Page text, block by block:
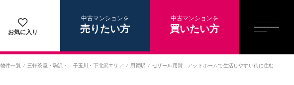
お気に入り
中古マンションを
売りたい方
中古マンションを
買いたい方
物件一覧 三軒茶屋・駒沢・二子玉川・下北沢エリア 用賀駅 セザール用賀 アットホームで生活しやすい街に住む